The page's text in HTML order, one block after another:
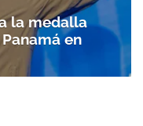
la medalla
en